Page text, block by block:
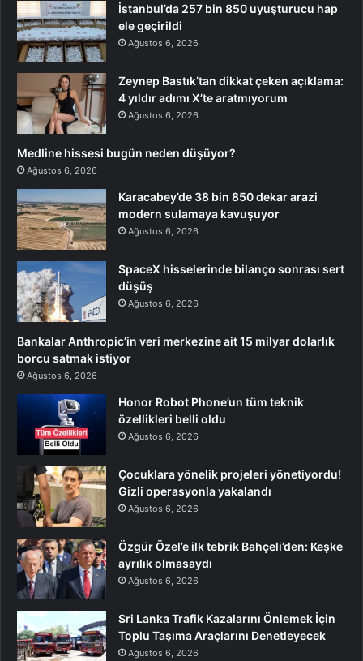
İstanbul’da 257 bin 850 uyuşturucu hap
ele geçirildi
Ağustos 6, 2026
Zeynep Bastık’tan dikkat çeken açıklama:
4 yıldır adımı X’te aratmıyorum
Ağustos 6, 2026
Medline hissesi bugün neden düşüyor?
Ağustos 6, 2026
Karacabey’de 38 bin 850 dekar arazi
modern sulamaya kavuşuyor
Ağustos 6, 2026
SpaceX hisselerinde bilanço sonrası sert
düşüş
Ağustos 6, 2026
Bankalar Anthropic’in veri merkezine ait 15 milyar dolarlık
borcu satmak istiyor
Ağustos 6, 2026
Honor Robot Phone’un tüm teknik
özellikleri belli oldu
Ağustos 6, 2026
Çocuklara yönelik projeleri yönetiyordu!
Gizli operasyonla yakalandı
Ağustos 6, 2026
Özgür Özel’e ilk tebrik Bahçeli’den: Keşke
ayrılık olmasaydı
Ağustos 6, 2026
Sri Lanka Trafik Kazalarını Önlemek İçin
Toplu Taşıma Araçlarını Denetleyecek
Ağustos 6, 2026